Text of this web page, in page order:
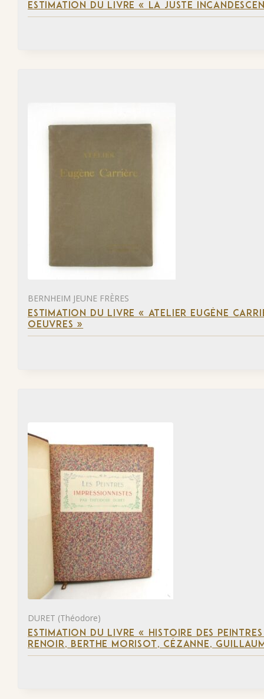
ESTIMATION DU LIVRE « LA JUSTE
BERNHEIM JEUNE FRÈRES
ESTIMATION DU LIVRE « ATELIER EUGÈNE
OEUVRES »
DURET (Théodore)
ESTIMATION DU LIVRE « HISTOIRE DES
RENOIR, BERTHE MORISOT, CÉZANNE,